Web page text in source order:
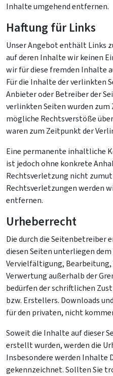
Inhalte umgehend entfernen.
Haftung für Links
Unser Angebot enthält Links
auf deren Inhalte wir keinen
wir für diese fremden Inhalte
Für die Inhalte der verlinkten
Anbieter oder Betreiber der
verlinkten Seiten wurden
mögliche Rechtsverstöße
waren zum Zeitpunkt der
Eine permanente inhaltliche
ist jedoch ohne konkrete
Rechtsverletzung nicht
Rechtsverletzungen werden
entfernen.
Urheberrecht
Die durch die Seitenbetreiber
diesen Seiten unterliegen
Vervielfältigung, Bearbeitung,
Verwertung außerhalb der
bedürfen der schriftlichen
bzw. Erstellers. Downloads
für den privaten, nicht
Soweit die Inhalte auf dieser
erstellt wurden, werden die
Insbesondere werden Inhalte
gekennzeichnet. Sollten Sie